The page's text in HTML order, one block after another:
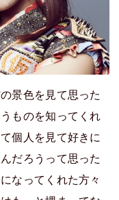
景色を見て思った
ものを知ってくれ
個人を見て好きに
だろうって思った
なってくれた方々